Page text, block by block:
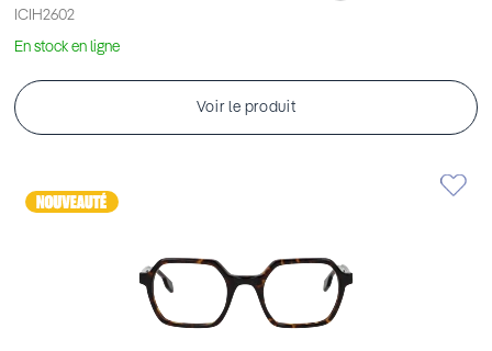
ICIH2602
En stock en ligne
Voir le produit